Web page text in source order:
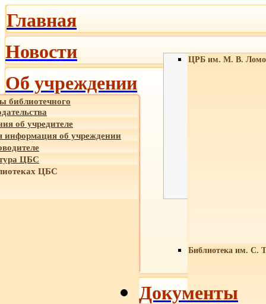
Главная
Новости
Об учреждении
библиотечного
об учредителе
об учреждении
ЦБС
ЦБС
ЦРБ им. М. В.
Библиотека им. С.
Документы